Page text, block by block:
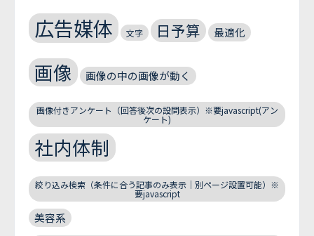
広告媒体 文字 日予算 最適化
画像 画像の中の画像が動く
画像付きアンケート（回答後次の設問表示）※要javascript(アン
ケート)
社内体制
絞り込み検索（条件に合う記事のみ表示｜別ページ設置可能）※
要javascript
美容系